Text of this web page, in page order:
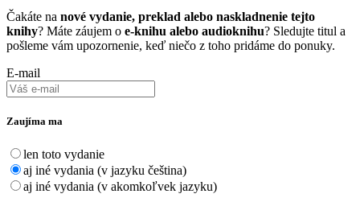
Čakáte na nové vydanie, preklad alebo naskladnenie tejto
knihy? Máte záujem o e-knihu alebo audioknihu? Sledujte titul a
pošleme vám upozornenie, keď niečo z toho pridáme do ponuky.
E-mail
Zaujíma ma
len toto vydanie
aj iné vydania (v jazyku čeština)
aj iné vydania (v akomkoľvek jazyku)